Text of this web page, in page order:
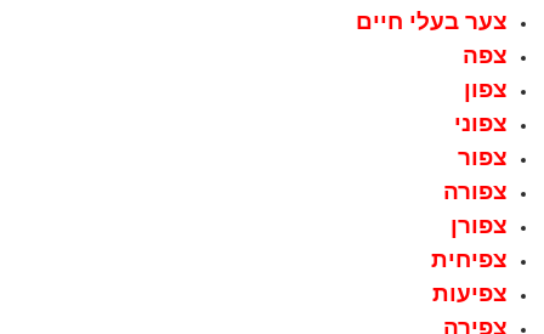
צער בעלי חיים
צפה
צפון
צפוני
צפור
צפורה
צפורן
צפיחית
צפיעות
צפירה